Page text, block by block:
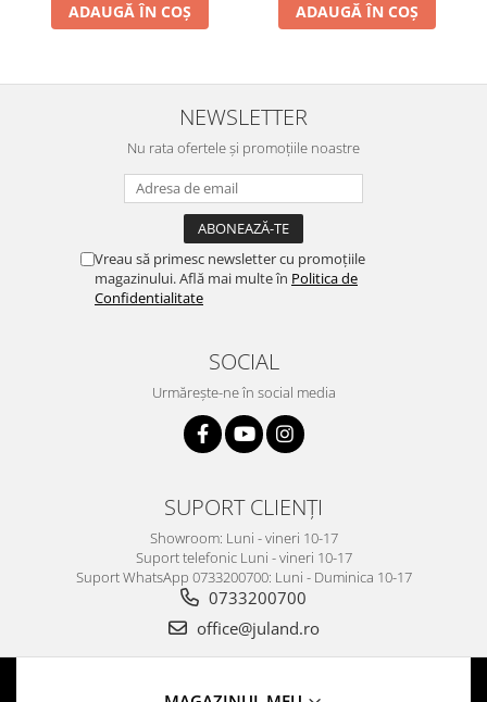
ADAUGĂ ÎN COȘ ADAUGĂ ÎN COȘ
NEWSLETTER
Nu rata ofertele și promoțiile noastre
Vreau să primesc newsletter cu promoțiile
magazinului. Află mai multe în Politica de
Confidentialitate
SOCIAL
Urmărește-ne în social media
SUPORT CLIENȚI
Showroom: Luni - vineri 10-17
Suport telefonic Luni - vineri 10-17
Suport WhatsApp 0733200700: Luni - Duminica 10-17
0733200700
office@juland.ro